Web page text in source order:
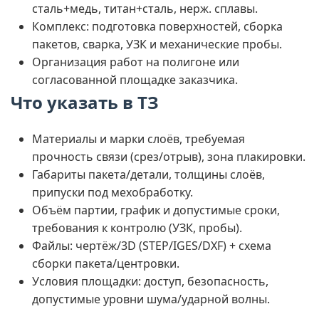
сталь+медь, титан+сталь, нерж. сплавы.
Комплекс: подготовка поверхностей, сборка
пакетов, сварка, УЗК и механические пробы.
Организация работ на полигоне или
согласованной площадке заказчика.
Что указать в ТЗ
Материалы и марки слоёв, требуемая
прочность связи (срез/отрыв), зона плакировки.
Габариты пакета/детали, толщины слоёв,
припуски под мехобработку.
Объём партии, график и допустимые сроки,
требования к контролю (УЗК, пробы).
Файлы: чертёж/3D (STEP/IGES/DXF) + схема
сборки пакета/центровки.
Условия площадки: доступ, безопасность,
допустимые уровни шума/ударной волны.